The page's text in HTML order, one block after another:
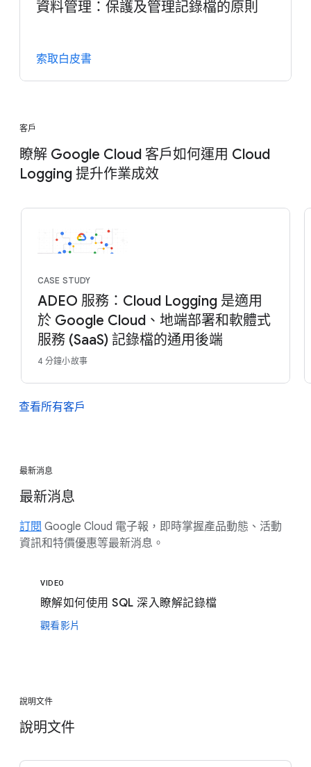
資料管理：保護及管理記錄檔的原則
索取白皮書
客戶
瞭解 Google Cloud 客戶如何運用 Cloud
Logging 提升作業成效
CASE STUDY
ADEO 服務：Cloud Logging 是適用
於 Google Cloud、地端部署和軟體式
服務 (SaaS) 記錄檔的通用後端
4 分鐘小故事
查看所有客戶
最新消息
最新消息
訂閱 Google Cloud 電子報，即時掌握產品動態、活動
資訊和特價優惠等最新消息。
VIDEO
瞭解如何使用 SQL 深入瞭解記錄檔
觀看影片
說明文件
說明文件